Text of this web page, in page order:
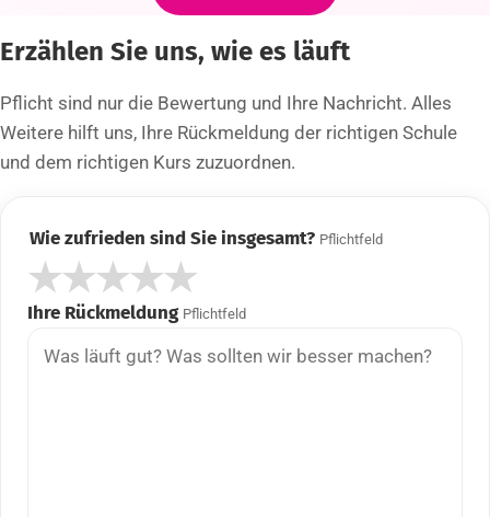
Erzählen Sie uns, wie es läuft
Pflicht sind nur die Bewertung und Ihre Nachricht. Alles
Weitere hilft uns, Ihre Rückmeldung der richtigen Schule
und dem richtigen Kurs zuzuordnen.
Wie zufrieden sind Sie insgesamt? Pflichtfeld
★
5 von 5 Sternen
★
4 von 5 Sternen
★
3 von 5 Sternen
★
2 von 5 Sternen
★
1 von 5 Sternen
Ihre Rückmeldung Pflichtfeld